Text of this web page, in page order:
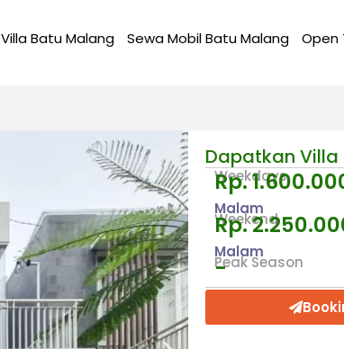
Villa Batu Malang Sewa Mobil Batu Malang Open
Dapatkan Villa
Weekdays
Rp.
Malam
Weekend
Rp.
Malam
Peak Season
-